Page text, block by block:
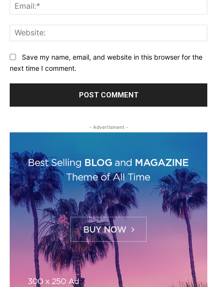
Save my name, email, and website in this browser for the
next time I comment.
- Advertisment -